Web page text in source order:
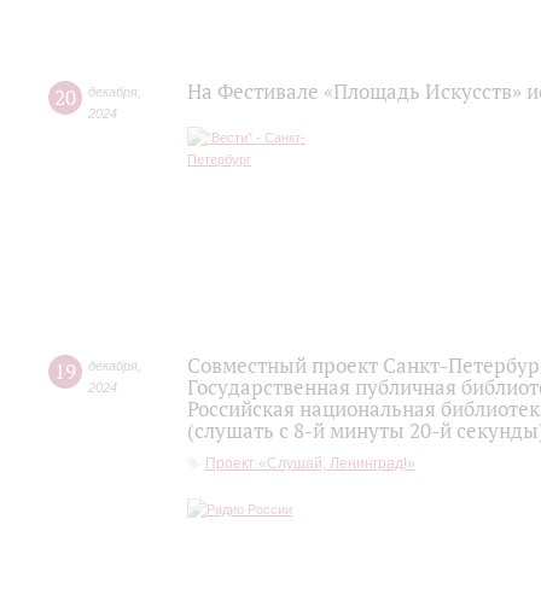
20 декабря
2024
На Фестивале «Площадь
19 декабря
2024
Совместный проект Санкт-
Государственная публичная
Российская национальная
(слушать с 8-й минуты 20-й
Проект «Слушай, Ленинград!»